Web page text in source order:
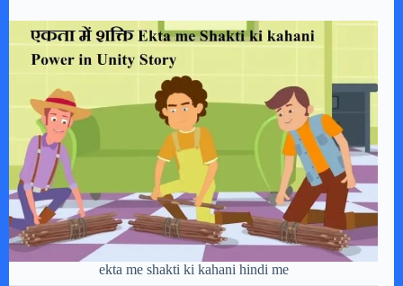
ekta me shakti ki kahani hindi me